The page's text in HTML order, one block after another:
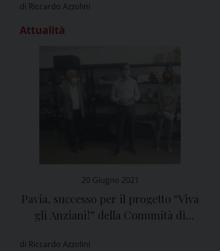
di Riccardo Azzolini
Attualità
20 Giugno 2021
Pavia, successo per il progetto “Viva
gli Anziani!” della Comunità di
di Riccardo Azzolini